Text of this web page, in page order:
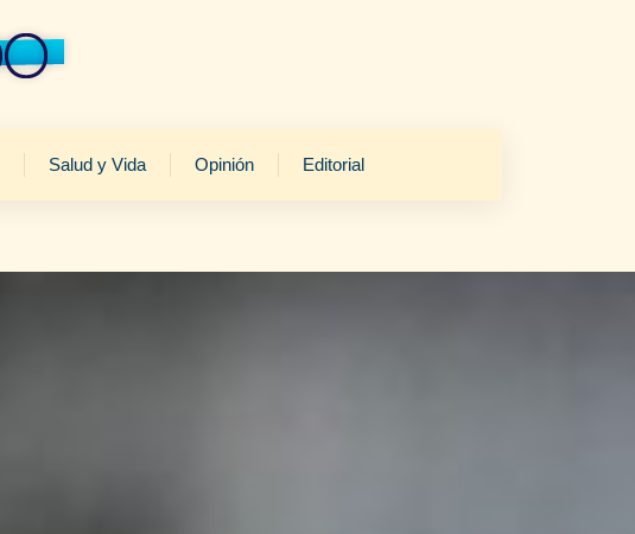
Salud y Vida Opinión Editorial